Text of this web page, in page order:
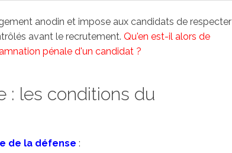
anodin et impose aux candidats de respecter
avant le recrutement. Qu'en est-il alors de
pénale d'un candidat ?
: les conditions du
de la défense :